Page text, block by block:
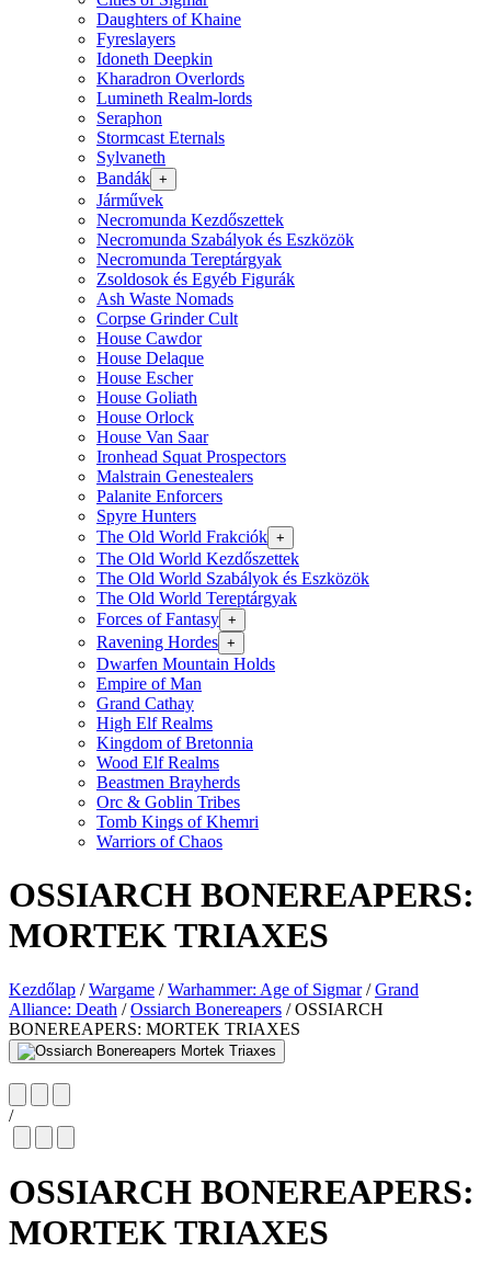
Daughters of Khaine
Fyreslayers
Idoneth Deepkin
Kharadron Overlords
Lumineth Realm-lords
Seraphon
Stormcast Eternals
Sylvaneth
Bandák +
Járművek
Necromunda Kezdőszettek
Necromunda Szabályok és Eszközök
Necromunda Tereptárgyak
Zsoldosok és Egyéb Figurák
Ash Waste Nomads
Corpse Grinder Cult
House Cawdor
House Delaque
House Escher
House Goliath
House Orlock
House Van Saar
Ironhead Squat Prospectors
Malstrain Genestealers
Palanite Enforcers
Spyre Hunters
The Old World Frakciók +
The Old World Kezdőszettek
The Old World Szabályok és Eszközök
The Old World Tereptárgyak
Forces of Fantasy +
Ravening Hordes +
Dwarfen Mountain Holds
Empire of Man
Grand Cathay
High Elf Realms
Kingdom of Bretonnia
Wood Elf Realms
Beastmen Brayherds
Orc & Goblin Tribes
Tomb Kings of Khemri
Warriors of Chaos
OSSIARCH BONEREAPERS:
MORTEK TRIAXES
Kezdőlap / Wargame / Warhammer: Age of Sigmar / Grand
Alliance: Death / Ossiarch Bonereapers /OSSIARCH
BONEREAPERS: MORTEK TRIAXES
/
OSSIARCH BONEREAPERS:
MORTEK TRIAXES